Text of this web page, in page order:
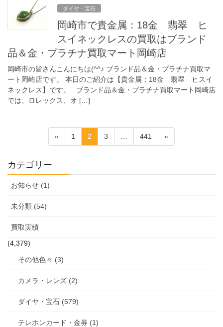
ダイヤ・宝石
岡崎市で貴金属：18金 翡翠 ヒ
スイネックレスの買取はブランド
品＆金・プラチナ買取マート岡崎店
岡崎市の皆さんこんにちは(^^♪ ブランド品＆金・プラチナ買取マ
ート岡崎店です。 本日のご紹介は【貴金属：18金 翡翠 ヒスイ
ネックレス】です。 ブランド品＆金・プラチナ買取マート岡崎店
では、ロレックス、オ […]
の
ペ
ー
ジ
送
«
固
定
1
固
定
2
固
定
3
固
定
441 »
カテゴリー
お知らせ (1)
未分類 (54)
買取実績
(4,379)
その他色々 (3)
カメラ・レンズ (2)
ダイヤ・宝石 (579)
テレホンカード・金券 (1)